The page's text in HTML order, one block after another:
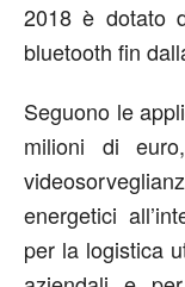
2018 è dotato
bluetooth fin
Seguono le
milioni di
energetici
per la logistica